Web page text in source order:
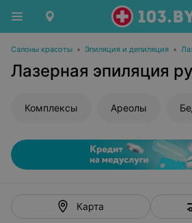
Салоны красоты • Эпиляция и депиляция •
Лазерная эпиляция
Комплексы Ареолы
Карта